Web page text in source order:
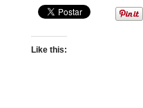
Like this: